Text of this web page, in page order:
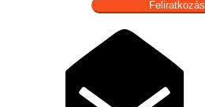
Feliratkozás